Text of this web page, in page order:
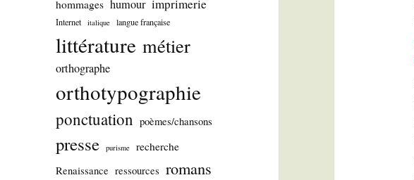
hommages humour imprimerie
Internet italique langue française
littérature métier
orthographe
orthotypographie
ponctuation poèmes/chansons
presse purisme
recherche
Renaissance ressources romans